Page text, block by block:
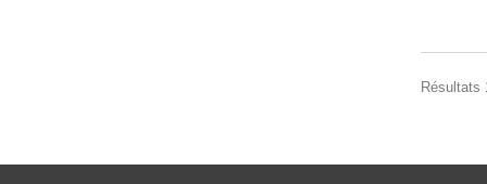
Résultats